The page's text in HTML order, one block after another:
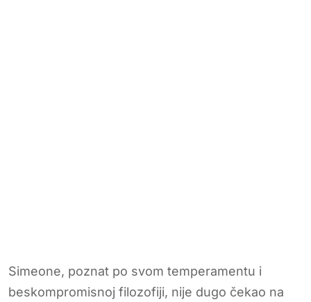
Simeone, poznat po svom temperamentu i
beskompromisnoj filozofiji, nije dugo čekao na